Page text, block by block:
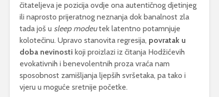
čitateljeva je pozicija ovdje ona autentičnog djetinjeg
ili naprosto prijeratnog neznanja dok banalnost zla
tada još u sleep modeutek latentno potamnjuje
kolotečinu. Upravo stanovita regresija, povratak u
doba nevinosti koji proizlazi iz čitanja Hodžićevih
evokativnih i benevolentnih proza vraća nam
sposobnost zamišljanja ljepših svršetaka, pa tako i
vjeru u moguće sretnije početke.